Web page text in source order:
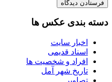
دسته بندی عکس ها
اخبار سایت
اسناد قدیمی
افراد و شخصیت ها
تاریخ شهر آمل